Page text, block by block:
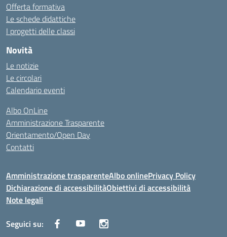
Offerta formativa
Le schede didattiche
I progetti delle classi
Novità
Le notizie
Le circolari
Calendario eventi
Albo OnLine
Amministrazione Trasparente
Orientamento/Open Day
Contatti
Amministrazione trasparenteAlbo onlinePrivacy Policy
Dichiarazione di accessibilitàObiettivi di accessibilità
Note legali
Seguici su: